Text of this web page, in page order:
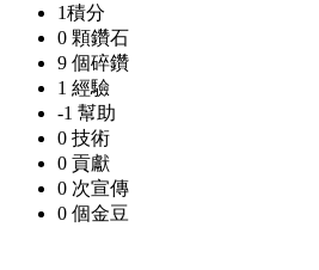
1積分
0 顆鑽石
9 個碎鑽
1 經驗
-1 幫助
0 技術
0 貢獻
0 次宣傳
0 個金豆